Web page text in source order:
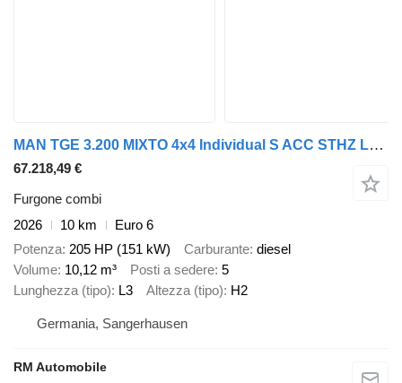
MAN TGE 3.200 MIXTO 4x4 Individual S ACC STHZ L3H2
67.218,49 €
Furgone combi
2026
10 km
Euro 6
Potenza 205 HP (151 kW) Carburante diesel
Volume 10,12 m³ Posti a sedere 5
Lunghezza (tipo) L3 Altezza (tipo) H2
Germania, Sangerhausen
RM Automobile